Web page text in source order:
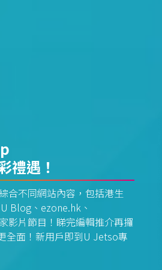
禮遇！
合不同網站內容，包括港生
Blog、ezone.hk、
影片節目！睇完編輯推介再攞
全面！新用戶即到U Jetso專